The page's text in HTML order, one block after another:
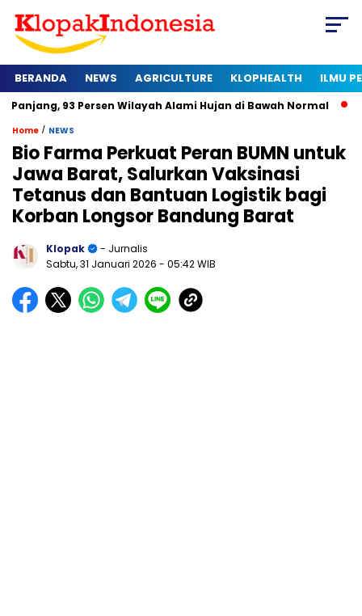
BERANDA NEWS AGRICULTURE KLOPHEALTH ILMU
Wilayah Alami Hujan di Bawah Normal Kapan
Home / NEWS
Bio Farma Perkuat Peran BUMN untuk
Jawa Barat, Salurkan Vaksinasi
Tetanus dan Bantuan Logistik bagi
Korban Longsor Bandung Barat
Klopak
- Jurnalis
Sabtu, 31 Januari 2026 - 05:42 WIB